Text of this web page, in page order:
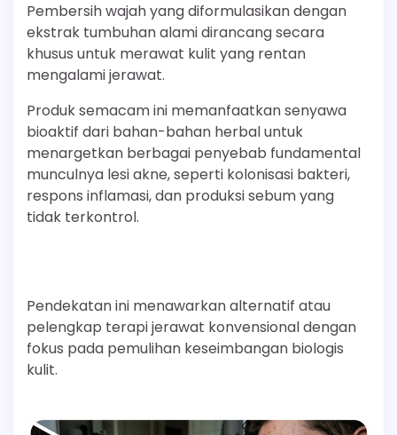
Pembersih wajah yang diformulasikan dengan
ekstrak tumbuhan alami dirancang secara
khusus untuk merawat kulit yang rentan
mengalami jerawat.
Produk semacam ini memanfaatkan senyawa
bioaktif dari bahan-bahan herbal untuk
menargetkan berbagai penyebab fundamental
munculnya lesi akne, seperti kolonisasi bakteri,
respons inflamasi, dan produksi sebum yang
tidak terkontrol.
Pendekatan ini menawarkan alternatif atau
pelengkap terapi jerawat konvensional dengan
fokus pada pemulihan keseimbangan biologis
kulit.